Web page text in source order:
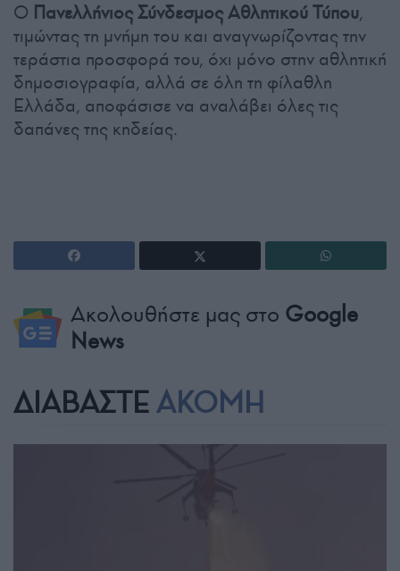
Ο Πανελλήνιος Σύνδεσμος Αθλητικού Τύπου,
τιμώντας τη μνήμη του και αναγνωρίζοντας την
τεράστια προσφορά του, όχι μόνο στην αθλητική
δημοσιογραφία, αλλά σε όλη τη φίλαθλη
Ελλάδα, αποφάσισε να αναλάβει όλες τις
δαπάνες της κηδείας.
Ακολουθήστε μας στο Google
News
ΔΙΑΒΑΣΤΕ ΑΚΟΜΗ